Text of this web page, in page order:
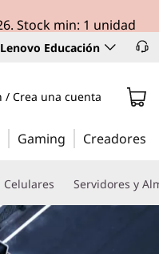
Stock min: 1 unidad
Lenovo Educación
/ Crea una cuenta
Gaming Creadores
Celulares Servidores y